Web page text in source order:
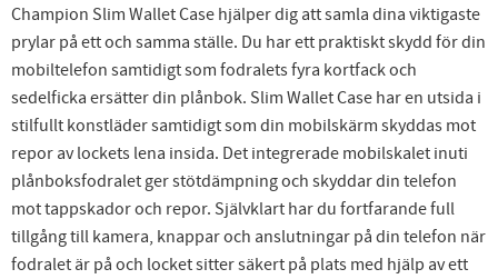
Champion Slim Wallet Case hjälper dig att samla dina viktigaste
prylar på ett och samma ställe. Du har ett praktiskt skydd för din
mobiltelefon samtidigt som fodralets fyra kortfack och
sedelficka ersätter din plånbok. Slim Wallet Case har en utsida i
stilfullt konstläder samtidigt som din mobilskärm skyddas mot
repor av lockets lena insida. Det integrerade mobilskalet inuti
plånboksfodralet ger stötdämpning och skyddar din telefon
mot tappskador och repor. Självklart har du fortfarande full
tillgång till kamera, knappar och anslutningar på din telefon när
fodralet är på och locket sitter säkert på plats med hjälp av ett